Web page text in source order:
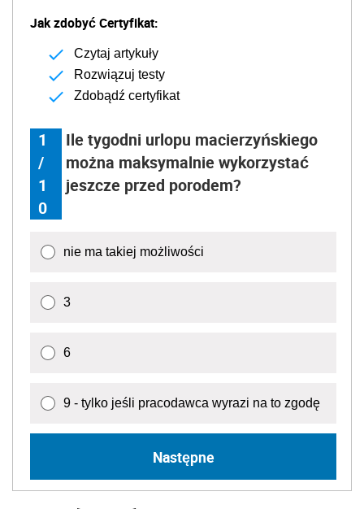
Jak zdobyć Certyfikat:
Czytaj artykuły
Rozwiązuj testy
Zdobądź certyfikat
1
/
1
0
Ile tygodni urlopu macierzyńskiego
można maksymalnie wykorzystać
jeszcze przed porodem?
nie ma takiej możliwości
3
6
9 - tylko jeśli pracodawca wyrazi na to zgodę
Następne